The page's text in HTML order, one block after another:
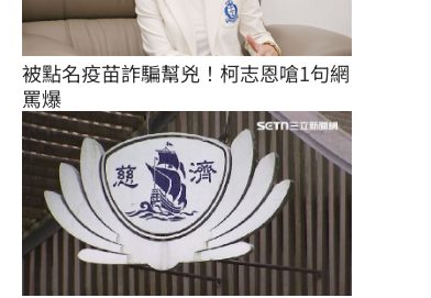
被點名疫苗詐騙幫兇！柯志恩嗆1句網
罵爆